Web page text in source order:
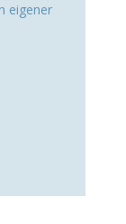
eigener